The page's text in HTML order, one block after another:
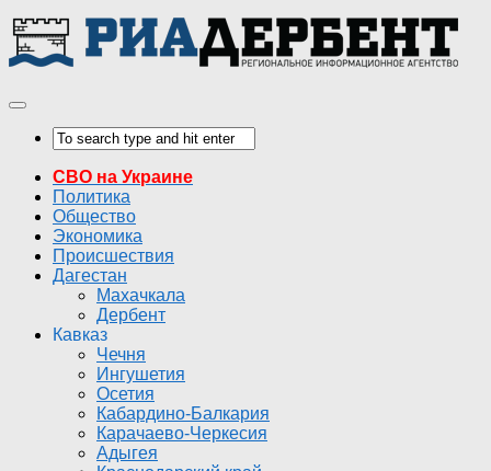
СВО на Украине
Политика
Общество
Экономика
Происшествия
Дагестан
Махачкала
Дербент
Кавказ
Чечня
Ингушетия
Осетия
Кабардино-Балкария
Карачаево-Черкесия
Адыгея